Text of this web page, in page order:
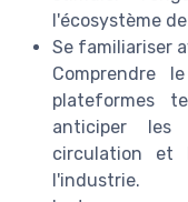
l'écosystème
Se familiariser
Comprendre
plateformes
anticiper les
circulation et
l'industrie.